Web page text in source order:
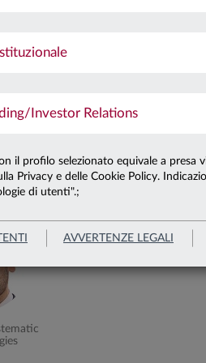
Investor Relations
il profilo selezionato equivale a presa
Privacy e delle Cookie Policy.
di utenti".;
AVVERTENZE LEGALI
con un indice o un paniere di